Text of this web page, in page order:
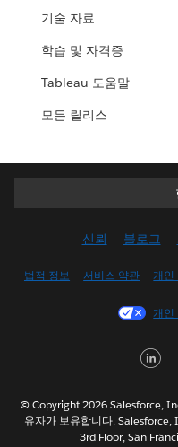
기술 자료
학습 및 자격증
Tableau 도움말
모든 릴리스
신뢰 블로그
법적 정보 서비스 약관 개인
개인
© Copyright 2026 Salesforce,
유자가 보유합니다.
3rd Floor, San